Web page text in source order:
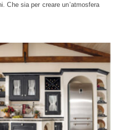
Che sia per creare un’atmosfera